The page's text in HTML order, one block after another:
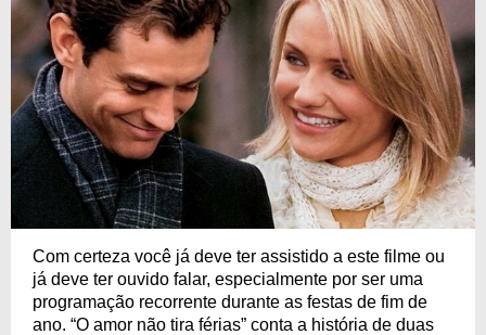
Com certeza você já deve ter assistido a este filme ou
já deve ter ouvido falar, especialmente por ser uma
programação recorrente durante as festas de fim de
ano. “O amor não tira férias” conta a história de duas